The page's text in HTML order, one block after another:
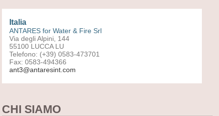
Italia
ANTARES for Water & Fire Srl
Via degli Alpini, 144
55100 LUCCA LU
Telefono: (+39) 0583-473701
Fax: 0583-494366
ant3@antaresint.com
CHI SIAMO